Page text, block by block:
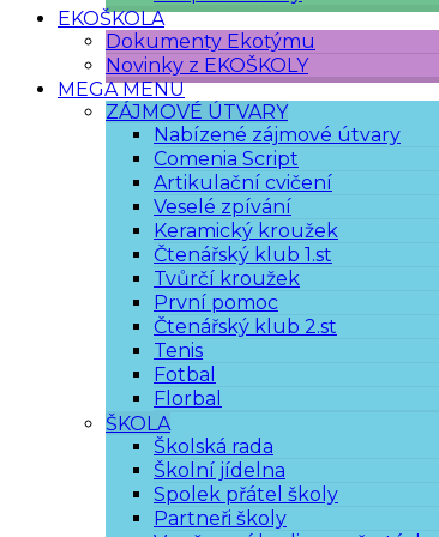
EKOŠKOLA
Dokumenty Ekotýmu
Novinky z EKOŠKOLY
MEGA MENU
ZÁJMOVÉ ÚTVARY
Nabízené zájmové útvary
Comenia Script
Artikulační cvičení
Veselé zpívání
Keramický kroužek
Čtenářský klub 1.st
Tvůrčí kroužek
První pomoc
Čtenářský klub 2.st
Tenis
Fotbal
Florbal
ŠKOLA
Školská rada
Školní jídelna
Spolek přátel školy
Partneři školy